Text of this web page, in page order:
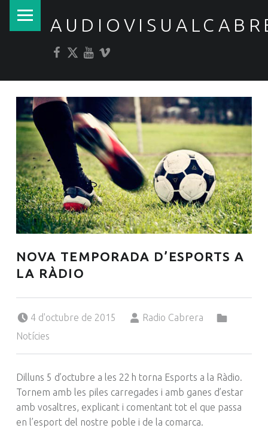
NOVA TEMPORADA D’ESPORTS A
LA RÀDIO
4 d'octubre de 2015
Radio Cabrera
Notícies
Dilluns 5 d’octubre a les 22 h torna Esports a la Ràdio.
Tornem amb les piles carregades i amb ganes d’estar
amb vosaltres, explicant i comentant tot el que passa
en l’esport del nostre poble i de la comarca.